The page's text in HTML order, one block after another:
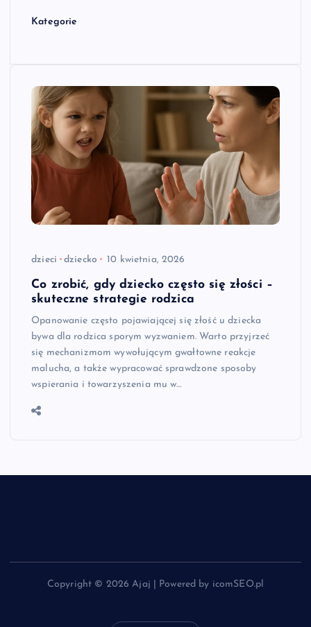
Kategorie
dzieci dziecko 10 kwietnia, 2026
Co zrobić, gdy dziecko często się złości –
skuteczne strategie rodzica
Opanowanie często pojawiającej się złość u dziecka
bywa dla rodzica sporym wyzwaniem. Warto przyjrzeć
się mechanizmom wywołującym gwałtowne reakcje
malucha, a także wypracować sprawdzone sposoby
wspierania i towarzyszenia mu w…
Copyright © 2026 Ajaj | Powered by icomSEO.pl